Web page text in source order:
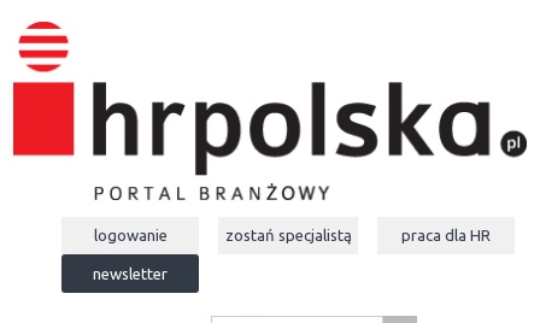
logowanie zostań specjalistą praca dla HR
newsletter